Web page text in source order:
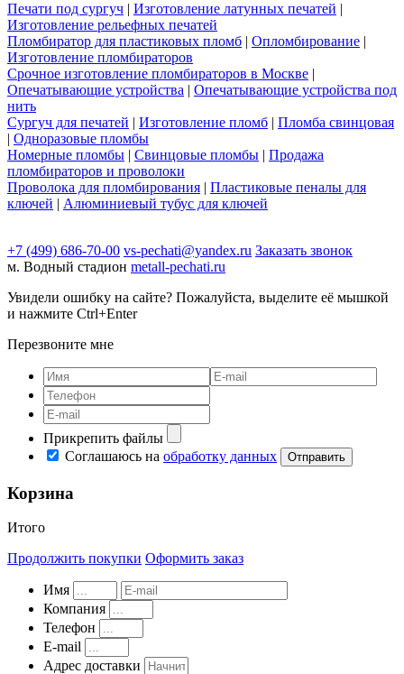
Печати под сургуч | Изготовление латунных печатей |
Изготовление рельефных печатей
Пломбиратор для пластиковых пломб | Опломбирование |
Изготовление пломбираторов
Срочное изготовление пломбираторов в Москве |
Опечатывающие устройства | Опечатывающие устройства под
нить
Сургуч для печатей | Изготовление пломб | Пломба свинцовая
| Одноразовые пломбы
Номерные пломбы | Свинцовые пломбы | Продажа
пломбираторов и проволоки
Проволока для пломбирования | Пластиковые пеналы для
ключей | Алюминиевый тубус для ключей
+7 (499) 686-70-00 vs-pechati@yandex.ru Заказать звонок
м. Водный стадион metall-pechati.ru
Увидели ошибку на сайте? Пожалуйста, выделите её мышкой
и нажмите Ctrl+Enter
Перезвоните мне
Прикрепить файлы
Соглашаюсь на обработку данных
Корзина
Итого
Продолжить покупки Оформить заказ
Имя
Компания
Телефон
E-mail
Адрес доставки